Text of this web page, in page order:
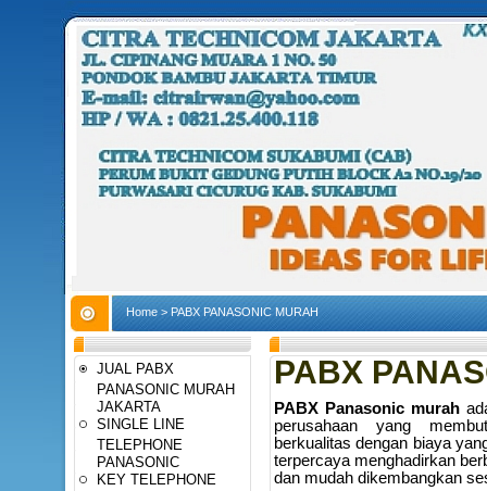
Home> PABX PANASONIC MURAH
JUAL PABX
PANASONIC MURAH
JAKARTA
SINGLE LINE
TELEPHONE
PANASONIC
KEY TELEPHONE
PABX
PABX Panasonic murah
perusahaan yang
berkualitas dengan biaya
terpercaya menghadirkan
dan mudah dikembangkan